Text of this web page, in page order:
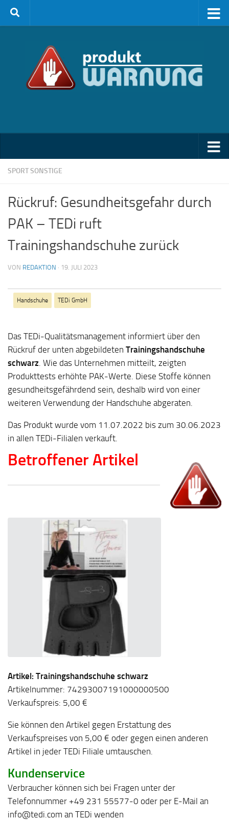
Zum Inhalt springen
SPORT SONSTIGE
Rückruf: Gesundheitsgefahr durch
PAK – TEDi ruft
Trainingshandschuhe zurück
VON REDAKTION · 19. JULI 2023
Handschuhe TEDi GmbH
Das TEDi-Qualitätsmanagement informiert über den
Rückruf der unten abgebildeten Trainingshandschuhe
schwarz. Wie das Unternehmen mitteilt, zeigten
Produkttests erhöhte PAK-Werte. Diese Stoffe können
gesundheitsgefährdend sein, deshalb wird von einer
weiteren Verwendung der Handschuhe abgeraten.
Das Produkt wurde vom 11.07.2022 bis zum 30.06.2023
in allen TEDi-Filialen verkauft.
Betroffener Artikel
Artikel: Trainingshandschuhe schwarz
Artikelnummer: 74293007191000000500
Verkaufspreis: 5,00 €
Sie können den Artikel gegen Erstattung des
Verkaufspreises von 5,00 € oder gegen einen anderen
Artikel in jeder TEDi Filiale umtauschen.
Kundenservice
Verbraucher können sich bei Fragen unter der
Telefonnummer +49 231 55577-0 oder per E-Mail an
info@tedi.com an TEDi wenden